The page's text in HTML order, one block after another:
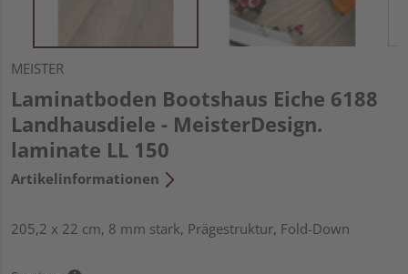
MEISTER
Laminatboden Bootshaus Eiche 6188
Landhausdiele - MeisterDesign.
laminate LL 150
Artikelinformationen
205,2 x 22 cm, 8 mm stark, Prägestruktur, Fold-Down